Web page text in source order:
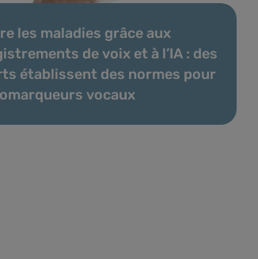
les maladies grâce aux
de voix et à l’IA : des
établissent des normes pour
vocaux